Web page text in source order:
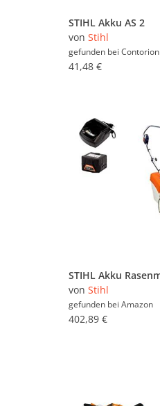
STIHL Akku AS 2
von Stihl
gefunden bei Contorion
41,48 €
von Stihl
gefunden bei Amazon
402,89 €